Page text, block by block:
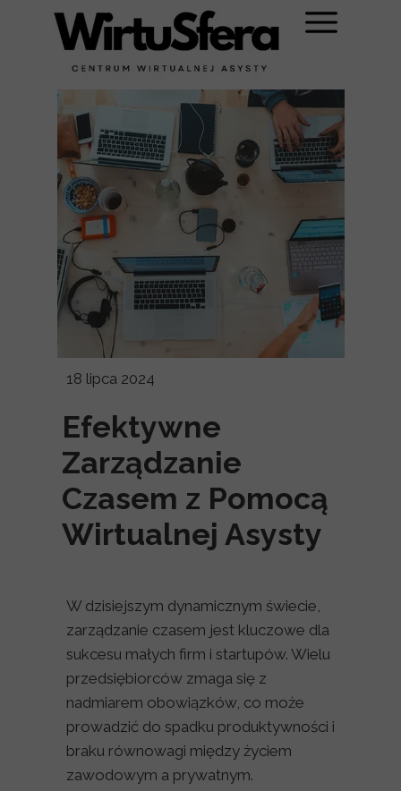
18 lipca 2024
Efektywne
Zarządzanie
Czasem z Pomocą
Wirtualnej Asysty
W dzisiejszym dynamicznym świecie,
zarządzanie czasem jest kluczowe dla
sukcesu małych firm i startupów. Wielu
przedsiębiorców zmaga się z
nadmiarem obowiązków, co może
prowadzić do spadku produktywności i
braku równowagi między życiem
zawodowym a prywatnym.